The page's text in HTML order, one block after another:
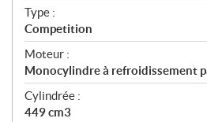
c
a
t
i
o
n
s
Type :
Competition
Moteur :
Monocylindre à refroidissement
Cylindrée :
449 cm3